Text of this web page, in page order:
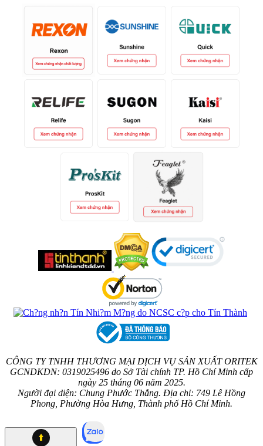
CÔNG TY TNHH THƯƠNG MẠI DỊCH VỤ SẢN XUẤT ORITEK
GCNDKDN: 0319025496 do Sở Tài chính TP. Hồ Chí Minh cấp
ngày 25 tháng 06 năm 2025.
Người đại diện: Chung Phước Thắng. Địa chỉ: 749 Lê Hồng
Phong, Phường Hòa Hưng, Thành phố Hồ Chí Minh.